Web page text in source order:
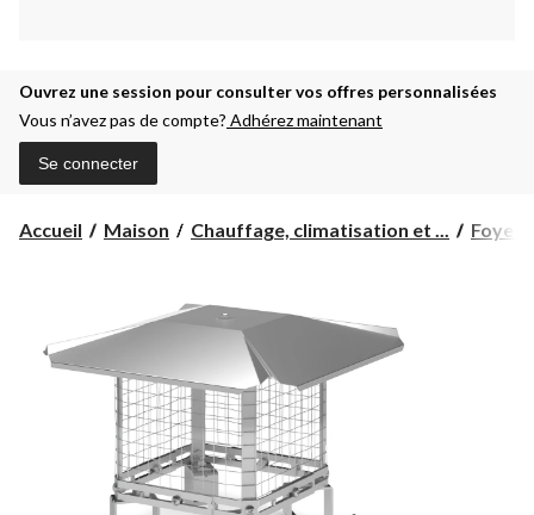
Ouvrez une session pour consulter vos offres personnalisées
Vous n’avez pas de compte? Adhérez maintenant
Se connecter
Accueil Maison Chauffage, climatisation et ...